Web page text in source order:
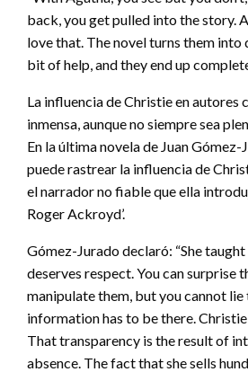
back, you get pulled into the story.
love that. The novel turns them into
bit of help, and they end up
La influencia de Christie en autores
inmensa, aunque no siempre sea
En la última novela de Juan Gómez-
puede rastrear la influencia de
el narrador no fiable que ella
Roger Ackroyd’.
Gómez-Jurado declaró: “She
deserves respect. You can surprise
manipulate them, but you cannot
information has to be there. Christie
That transparency is the result of
absence. The fact that she sells